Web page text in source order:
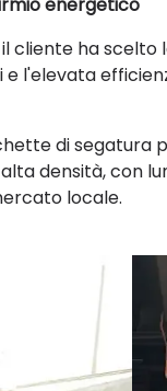
energetico
cliente ha
l'elevata
di segatura
densità, con
locale.